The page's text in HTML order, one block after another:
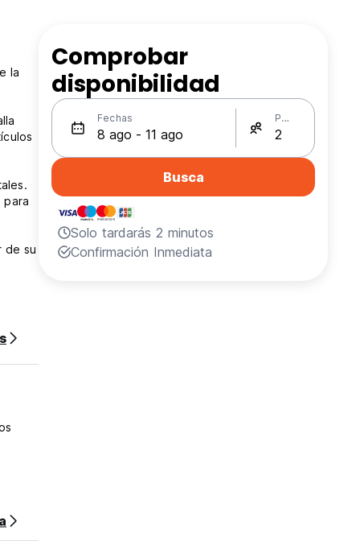
la
para
de su
Comprobar
disponibilidad
Fechas Personas
Busca
Solo tardarás 2 minutos
Confirmación Inmediata